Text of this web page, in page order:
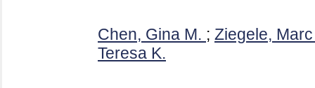
Chen, Gina M. ; Ziegele, Marc
Teresa K.